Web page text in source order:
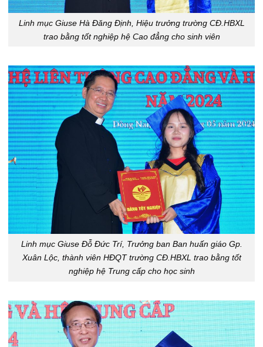
Linh mục Giuse Hà Đăng Định, Hiệu trưởng trường CĐ.HBXL
trao bằng tốt nghiệp hệ Cao đẳng cho sinh viên
Linh mục Giuse Đỗ Đức Trí, Trưởng ban Ban huấn giáo Gp.
Xuân Lộc, thành viên HĐQT trường CĐ.HBXL trao bằng tốt
nghiệp hệ Trung cấp cho học sinh